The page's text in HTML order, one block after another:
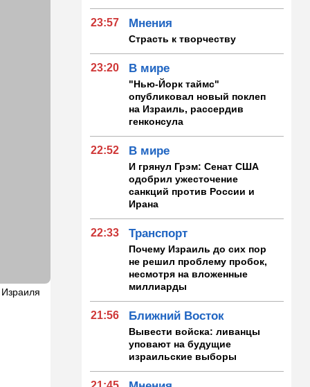
23:57 Мнения
Страсть к творчеству
23:20 В мире
"Нью-Йорк таймс"
опубликовал новый поклеп
на Израиль, рассердив
генконсула
22:52 В мире
И грянул Грэм: Сенат США
одобрил ужесточение
санкций против России и
Ирана
22:33 Транспорт
Почему Израиль до сих пор
не решил проблему пробок,
несмотря на вложенные
миллиарды
21:56 Ближний Восток
Вывести войска: ливанцы
уповают на будущие
израильские выборы